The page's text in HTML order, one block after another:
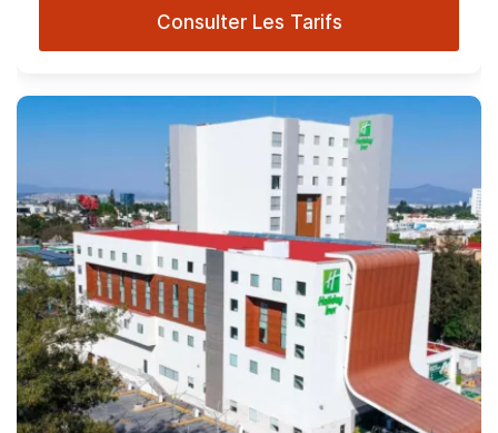
Consulter Les Tarifs